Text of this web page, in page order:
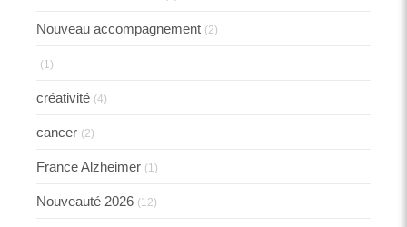
Nouveau accompagnement (2)
(1)
créativité (4)
cancer (2)
France Alzheimer (1)
Nouveauté 2026 (12)